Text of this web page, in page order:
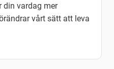
din vardag mer
vårt sätt att leva